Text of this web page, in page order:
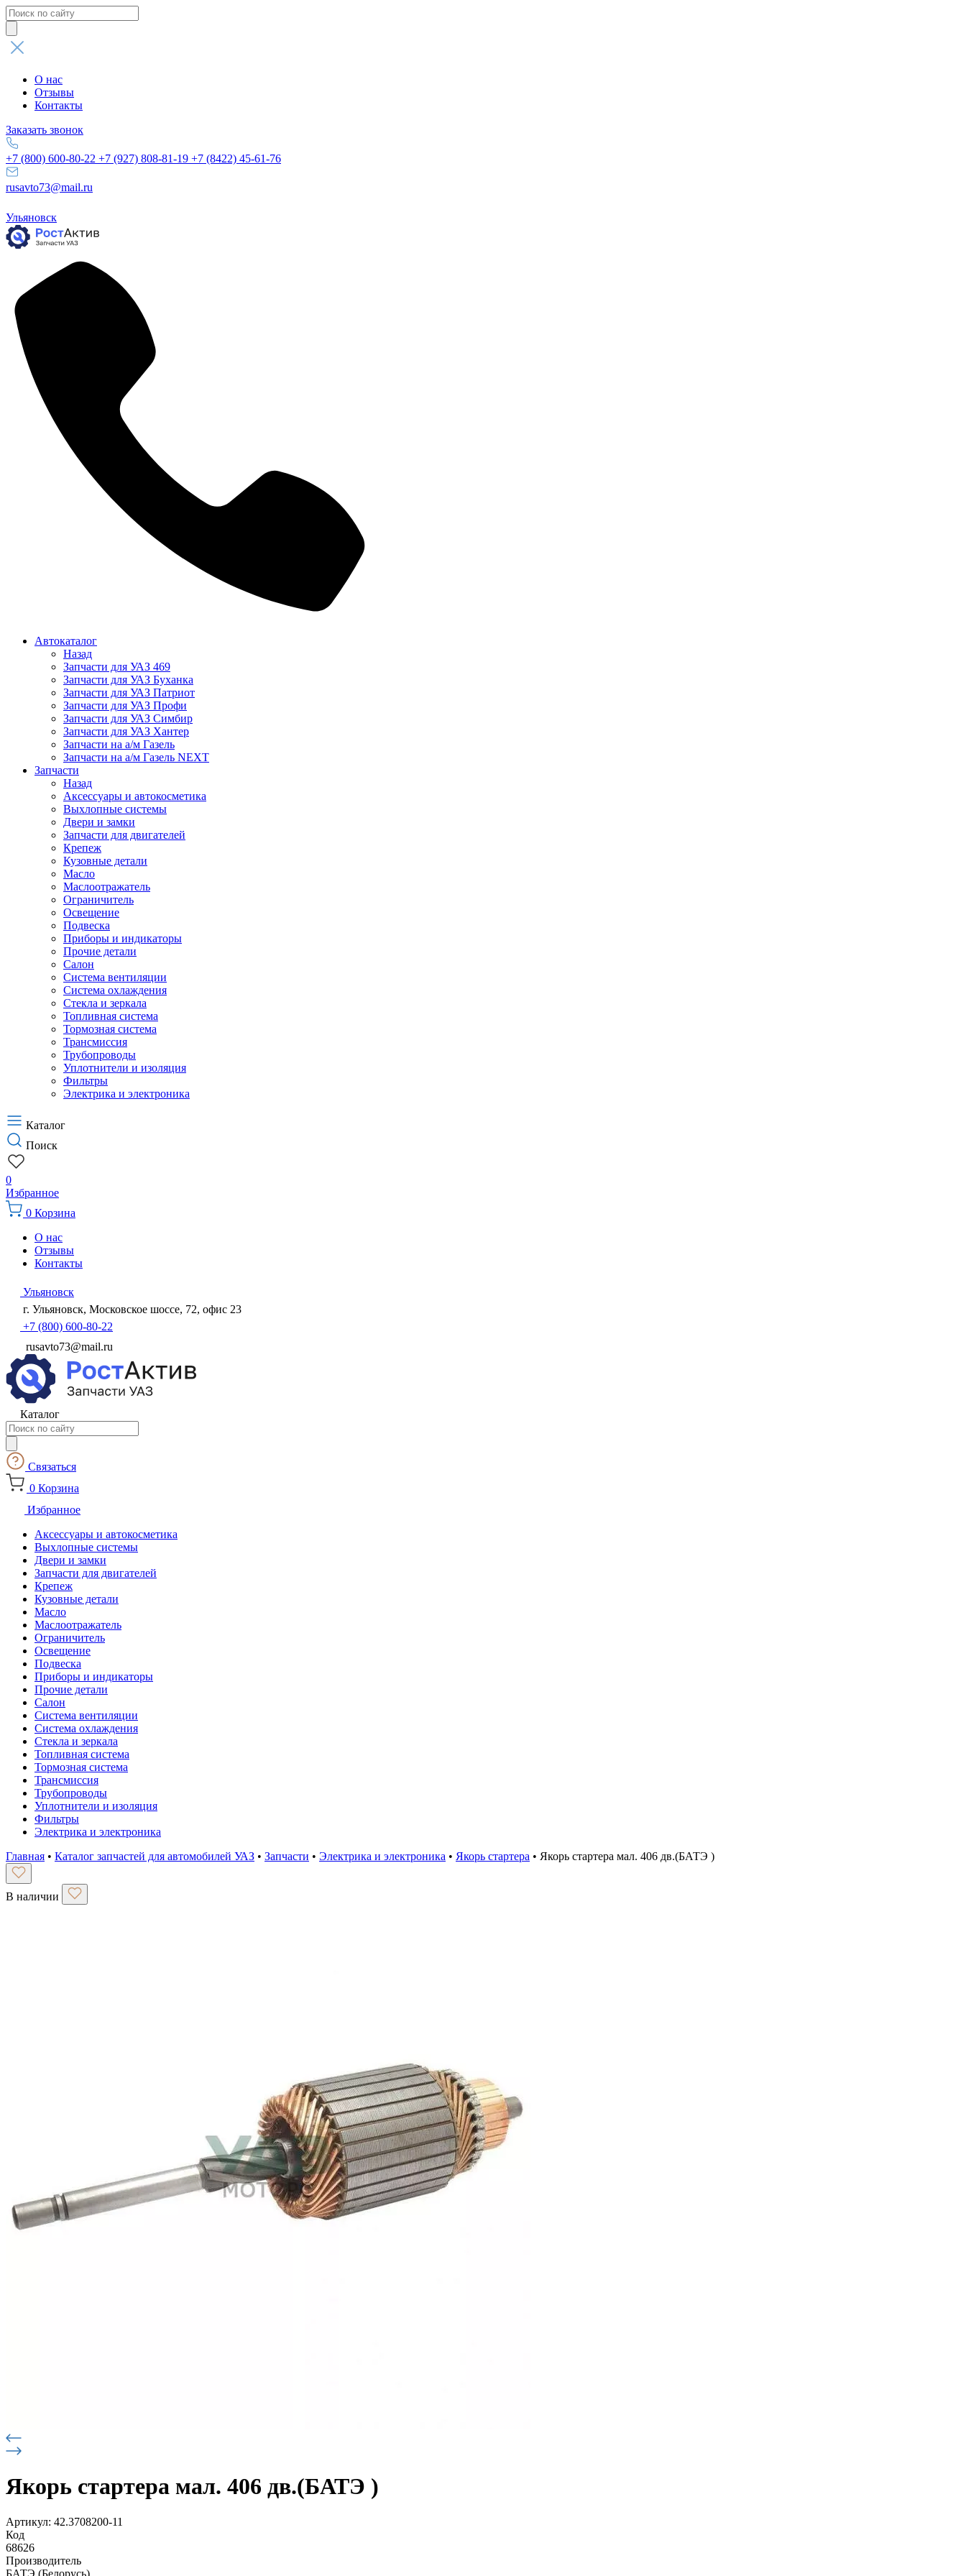
Поиск
товаров
О нас
Отзывы
Контакты
Заказать звонок
+7 (800) 600-80-22 +7 (927) 808-81-19 +7 (8422) 45-61-76
rusavto73@mail.ru
Ульяновск
Автокаталог
Назад
Запчасти для УАЗ 469
Запчасти для УАЗ Буханка
Запчасти для УАЗ Патриот
Запчасти для УАЗ Профи
Запчасти для УАЗ Симбир
Запчасти для УАЗ Хантер
Запчасти на а/м Газель
Запчасти на а/м Газель NEXT
Запчасти
Назад
Аксессуары и автокосметика
Выхлопные системы
Двери и замки
Запчасти для двигателей
Крепеж
Кузовные детали
Масло
Маслоотражатель
Ограничитель
Освещение
Подвеска
Приборы и индикаторы
Прочие детали
Салон
Система вентиляции
Система охлаждения
Стекла и зеркала
Топливная система
Тормозная система
Трансмиссия
Трубопроводы
Уплотнители и изоляция
Фильтры
Электрика и электроника
Каталог
Поиск
0
Избранное
0 Корзина
О нас
Отзывы
Контакты
Ульяновск
г. Ульяновск, Московское шоссе, 72, офис 23
+7 (800) 600-80-22
rusavto73@mail.ru
Каталог
Поиск
товаров
Связаться
0 Корзина
Избранное
Аксессуары и автокосметика
Выхлопные системы
Двери и замки
Запчасти для двигателей
Крепеж
Кузовные детали
Масло
Маслоотражатель
Ограничитель
Освещение
Подвеска
Приборы и индикаторы
Прочие детали
Салон
Система вентиляции
Система охлаждения
Стекла и зеркала
Топливная система
Тормозная система
Трансмиссия
Трубопроводы
Уплотнители и изоляция
Фильтры
Электрика и электроника
Главная • Каталог запчастей для автомобилей УАЗ • Запчасти • Электрика и электроника • Якорь стартера • Якорь стартера мал. 406 дв.(БАТЭ )
В наличии
Якорь стартера мал. 406 дв.(БАТЭ )
Артикул: 42.3708200-11
Код
68626
Производитель
БАТЭ (Белорусь)